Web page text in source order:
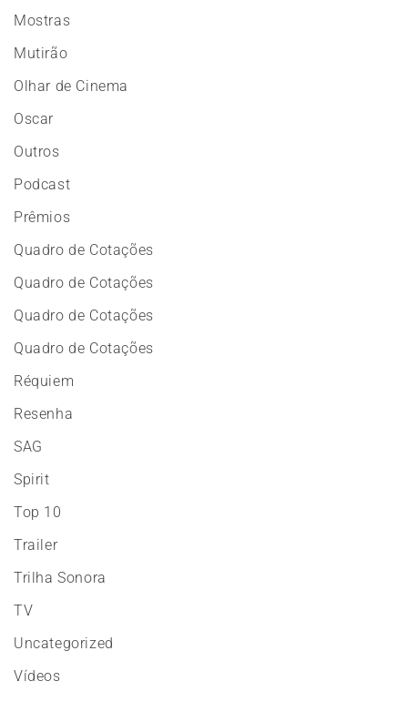
Mostras
Mutirão
Olhar de Cinema
Oscar
Outros
Podcast
Prêmios
Quadro de Cotações
Quadro de Cotações
Quadro de Cotações
Quadro de Cotações
Réquiem
Resenha
SAG
Spirit
Top 10
Trailer
Trilha Sonora
TV
Uncategorized
Vídeos